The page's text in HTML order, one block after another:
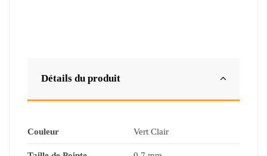
Détails du produit
Couleur Vert Clair